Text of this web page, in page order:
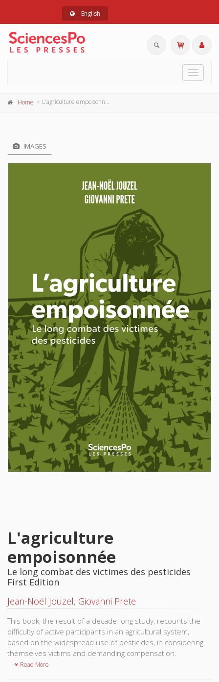
English
Toggle
Home L'agriculture empoisonnée
IMAGES
L'agriculture
empoisonnée
Le long combat des victimes des pesticides
First Edition
Jean-Noël Jouzel, Giovanni Prete
This book, the result of a decade-long study, recounts the
difficulty of active participants in an agricultural system,
based on the widespread use of pesticides, in considering
themselves victims and demanding compensation.
Read More